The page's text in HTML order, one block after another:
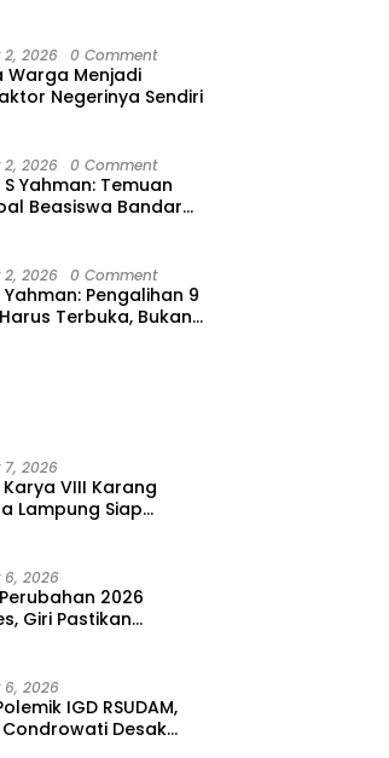
2026 0 Comment
Warga Menjadi
Negerinya Sendiri
2026 0 Comment
S Yahman: Temuan
Beasiswa Bandar
2026 0 Comment
Yahman: Pengalihan 9
Terbuka, Bukan
2026
VIII Karang
Lampung Siap
6, 2026
Perubahan 2026
Giri Pastikan
6, 2026
IGD RSUDAM,
Condrowati Desak